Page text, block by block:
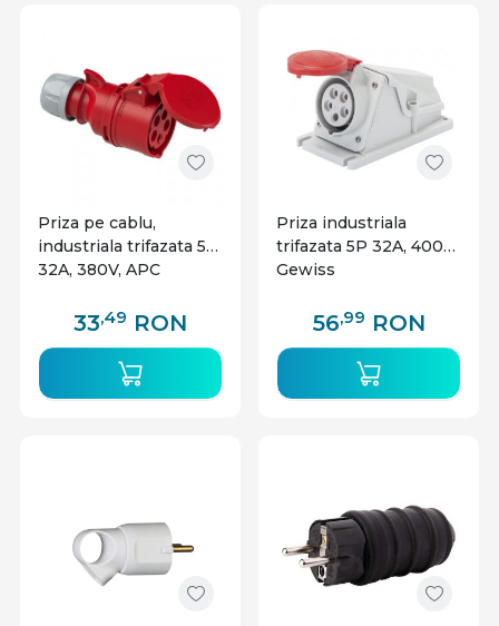
Priza pe cablu,
industriala trifazata 5P
32A, 380V, APC
33,49 RON
Priza industriala
trifazata 5P 32A, 400V,
Gewiss
56,99 RON